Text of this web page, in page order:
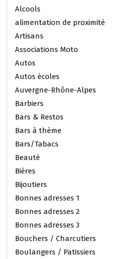
Alcools
alimentation de proximité
Artisans
Associations Moto
Autos
Autos écoles
Auvergne-Rhône-Alpes
Barbiers
Bars & Restos
Bars à thème
Bars/Tabacs
Beauté
Bières
Bijoutiers
Bonnes adresses 1
Bonnes adresses 2
Bonnes adresses 3
Bouchers / Charcutiers
Boulangers / Patissiers